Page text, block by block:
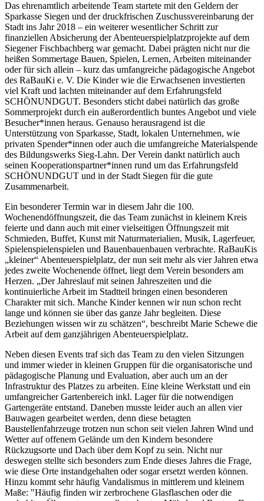
Das ehrenamtlich arbeitende Team startete mit den Geldern der
Sparkasse Siegen und der druckfrischen Zuschussvereinbarung der
Stadt ins Jahr 2018 – ein weiterer wesentlicher Schritt zur
finanziellen Absicherung der Abenteuerspielplatzprojekte auf dem
Siegener Fischbachberg war gemacht. Dabei prägten nicht nur die
heißen Sommertage Bauen, Spielen, Lernen, Arbeiten miteinander
oder für sich allein – kurz das umfangreiche pädagogische Angebot
des RaBauKi e. V. Die Kinder wie die Erwachsenen investierten
viel Kraft und lachten miteinander auf dem Erfahrungsfeld
SCHÖNUNDGUT. Besonders sticht dabei natürlich das große
Sommerprojekt durch ein außerordentlich buntes Angebot und viele
Besucher*innen heraus. Genauso herausragend ist die
Unterstützung von Sparkasse, Stadt, lokalen Unternehmen, wie
privaten Spender*innen oder auch die umfangreiche Materialspende
des Bildungswerks Sieg-Lahn. Der Verein dankt natürlich auch
seinen Kooperationspartner*innen rund um das Erfahrungsfeld
SCHÖNUNDGUT und in der Stadt Siegen für die gute
Zusammenarbeit.
Ein besonderer Termin war in diesem Jahr die 100.
Wochenendöffnungszeit, die das Team zunächst in kleinem Kreis
feierte und dann auch mit einer vielseitigen Öffnungszeit mit
Schmieden, Buffet, Kunst mit Naturmaterialien, Musik, Lagerfeuer,
Spielenspielenspielen und Bauenbauenbauen verbrachte. RaBauKis
„kleiner“ Abenteuerspielplatz, der nun seit mehr als vier Jahren etwa
jedes zweite Wochenende öffnet, liegt dem Verein besonders am
Herzen. „Der Jahreslauf mit seinen Jahreszeiten und die
kontinuierliche Arbeit im Stadtteil bringen einen besonderen
Charakter mit sich. Manche Kinder kennen wir nun schon recht
lange und können sie über das ganze Jahr begleiten. Diese
Beziehungen wissen wir zu schätzen“, beschreibt Marie Schewe die
Arbeit auf dem ganzjährigen Abenteuerspielplatz.
Neben diesen Events traf sich das Team zu den vielen Sitzungen
und immer wieder in kleinen Gruppen für die organisatorische und
pädagogische Planung und Evaluation, aber auch um an der
Infrastruktur des Platzes zu arbeiten. Eine kleine Werkstatt und ein
umfangreicher Gartenbereich inkl. Lager für die notwendigen
Gartengeräte entstand. Daneben musste leider auch an allen vier
Bauwagen gearbeitet werden, denn diese betagten
Baustellenfahrzeuge trotzen nun schon seit vielen Jahren Wind und
Wetter auf offenem Gelände um den Kindern besondere
Rückzugsorte und Dach über dem Kopf zu sein. Nicht nur
deswegen stellte sich besonders zum Ende dieses Jahres die Frage,
wie diese Orte instandgehalten oder sogar ersetzt werden können.
Hinzu kommt sehr häufig Vandalismus in mittlerem und kleinem
Maße: "Häufig finden wir zerbrochene Glasflaschen oder die